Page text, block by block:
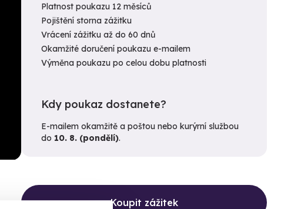
Platnost poukazu 12 měsíců
Pojištění storna zážitku
Vrácení zážitku až do 60 dnů
Okamžité doručení poukazu e-mailem
Výměna poukazu po celou dobu platnosti
Kdy poukaz dostanete?
E-mailem okamžitě a poštou nebo kurýrní službou
do 10. 8. (pondělí).
Koupit zážitek